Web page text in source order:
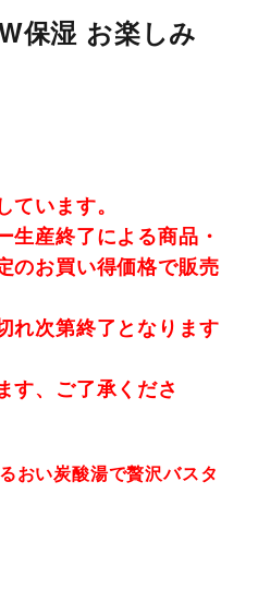
保湿 お楽しみ
います。
生産終了による商品・
のお買い得価格で販売
れ次第終了となります
す、ご了承くださ
おい炭酸湯で贅沢バスタ